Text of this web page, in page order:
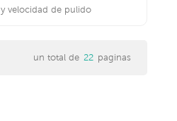
y velocidad de pulido
un total de 22 paginas